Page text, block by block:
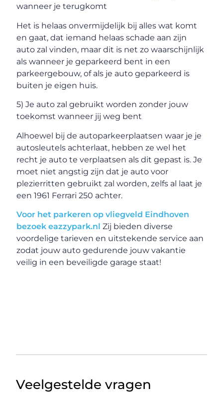
wanneer je terugkomt
Het is helaas onvermijdelijk bij alles wat komt
en gaat, dat iemand helaas schade aan zijn
auto zal vinden, maar dit is net zo waarschijnlijk
als wanneer je geparkeerd bent in een
parkeergebouw, of als je auto geparkeerd is
buiten je eigen huis.
5) Je auto zal gebruikt worden zonder jouw
toekomst wanneer jij weg bent
Alhoewel bij de autoparkeerplaatsen waar je je
autosleutels achterlaat, hebben ze wel het
recht je auto te verplaatsen als dit gepast is. Je
moet niet angstig zijn dat je auto voor
plezierritten gebruikt zal worden, zelfs al laat je
een 1961 Ferrari 250 achter.
Voor het parkeren op vliegveld Eindhoven
bezoek eazzypark.nl Zij bieden diverse
voordelige tarieven en uitstekende service aan
zodat jouw auto gedurende jouw vakantie
veilig in een beveiligde garage staat!
Veelgestelde vragen